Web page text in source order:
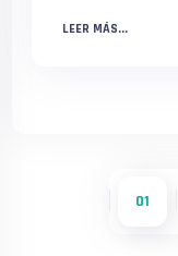
LEER MÁS...
01